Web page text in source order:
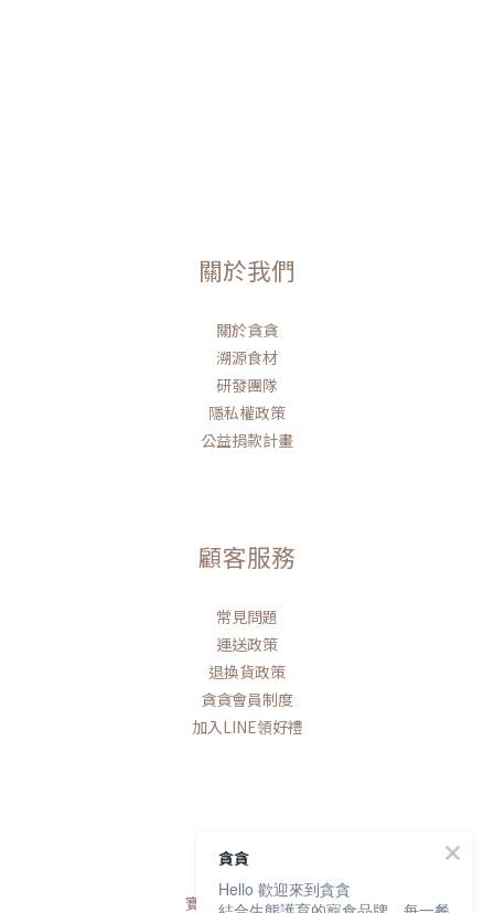
關於我們
關於貪貪
溯源食材
研發團隊
隱私權政策
公益捐款計畫
顧客服務
常見問題
運送政策
退換貨政策
貪貪會員制度
加入LINE領好禮
聯絡我們
寶研生技有限公司
貪貪
Hello 歡迎來到貪貪